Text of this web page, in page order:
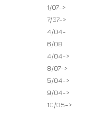
1/07->
7/07->
4/04-
6/08
4/04->
8/07->
5/04->
9/04->
10/05->